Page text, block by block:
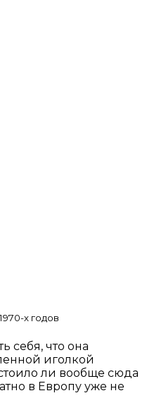
х годов
себя, что она
иголкой
ли вообще сюда
в Европу уже не